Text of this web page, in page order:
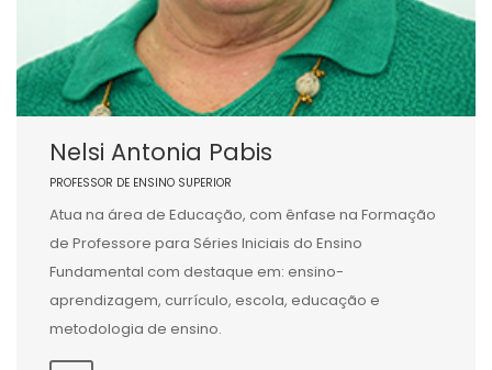
Nelsi Antonia Pabis
PROFESSOR DE ENSINO SUPERIOR
Atua na área de Educação, com ênfase na Formação
de Professore para Séries Iniciais do Ensino
Fundamental com destaque em: ensino-
aprendizagem, currículo, escola, educação e
metodologia de ensino.